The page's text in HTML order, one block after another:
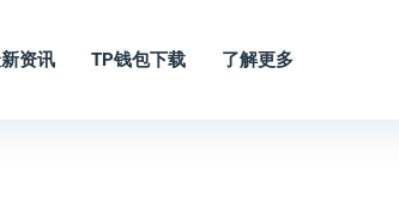
资讯 TP钱包下载 了解更多